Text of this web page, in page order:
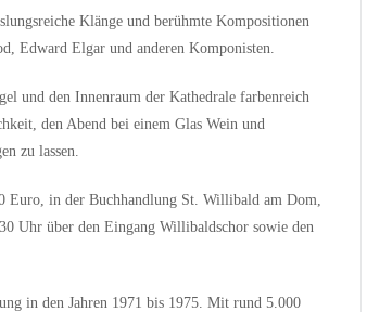
Klänge und berühmte Kompositionen
Edward Elgar und anderen Komponisten.
und den Innenraum der Kathedrale farbenreich
den Abend bei einem Glas Wein und
zu lassen.
Euro, in der Buchhandlung St. Willibald am Dom,
Uhr über den Eingang Willibaldschor sowie den
in den Jahren 1971 bis 1975. Mit rund 5.000